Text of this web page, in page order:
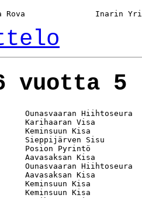
vuotta 5
Ounasvaaran Hiihtoseura
Karihaaran Visa
Keminsuun Kisa
Sieppijärven Sisu
Posion Pyrintö
Aavasaksan Kisa
Ounasvaaran Hiihtoseura
Aavasaksan Kisa
Keminsuun Kisa
Keminsuun Kisa